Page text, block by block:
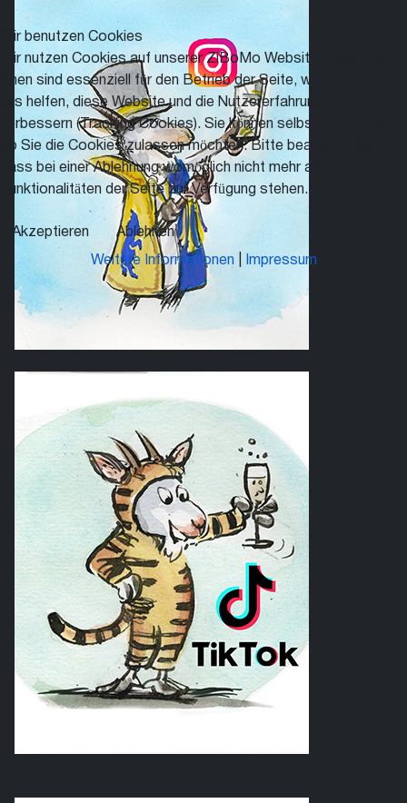
Wir benutzen Cookies
Wir nutzen Cookies auf unserer ZiBoMo Website. Einige von
ihnen sind essenziell für den Betrieb der Seite, während andere
uns helfen, diese Website und die Nutzererfahrung zu
verbessern (Tracking Cookies). Sie können selbst entscheiden,
ob Sie die Cookies zulassen möchten. Bitte beachten Sie,
dass bei einer Ablehnung womöglich nicht mehr alle
Funktionalitäten der Seite zur Verfügung stehen.
Akzeptieren Ablehnen
Weitere Informationen Impressum